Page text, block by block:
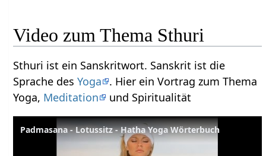
Video zum Thema Sthuri
Sthuri ist ein Sanskritwort. Sanskrit ist die
Sprache desYoga
. Hier ein Vortrag zum Thema
Yoga, Meditation und Spiritualität
Padmasana - Lotussitz - Hatha Yoga Wörterbuch